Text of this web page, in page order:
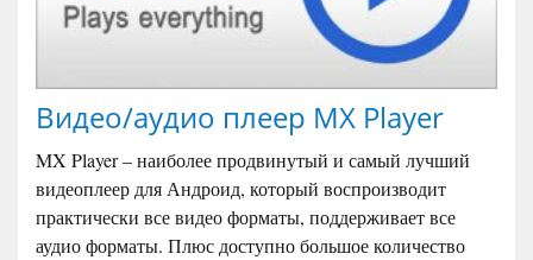
Видео/аудио плеер MX Player
MX Player – наиболее продвинутый и самый лучший
видеоплеер для Андроид, который воспроизводит
практически все видео форматы, поддерживает все
аудио форматы. Плюс доступно большое количество